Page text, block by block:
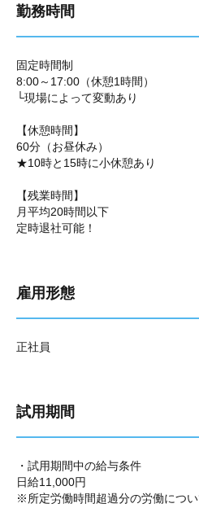
勤務時間
固定時間制
8:00～17:00（休憩1時間）
└現場によって変動あり
【休憩時間】
60分（お昼休み）
★10時と15時に小休憩あり
【残業時間】
月平均20時間以下
定時退社可能！
雇用形態
正社員
試用期間
・試用期間中の給与条件
日給11,000円
※所定労働時間超過分の労働につ